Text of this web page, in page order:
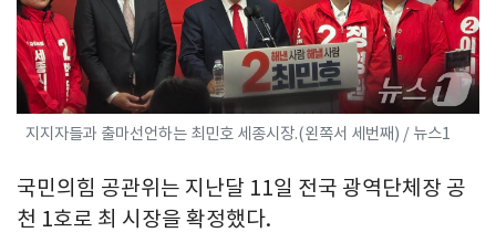
지지자들과 출마선언하는 최민호 세종시장.(왼쪽서 세번째) / 뉴스1
국민의힘 공관위는 지난달 11일 전국 광역단체장 공
천 1호로 최 시장을 확정했다.